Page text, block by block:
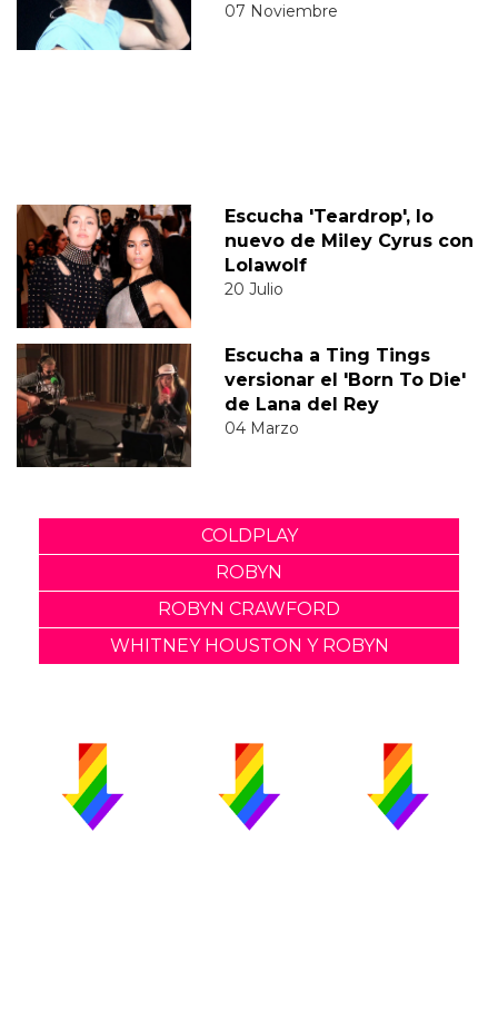
07 Noviembre
Escucha 'Teardrop', lo
nuevo de Miley Cyrus con
Lolawolf
20 Julio
Escucha a Ting Tings
versionar el 'Born To Die'
de Lana del Rey
04 Marzo
COLDPLAY
ROBYN
ROBYN CRAWFORD
WHITNEY HOUSTON Y ROBYN